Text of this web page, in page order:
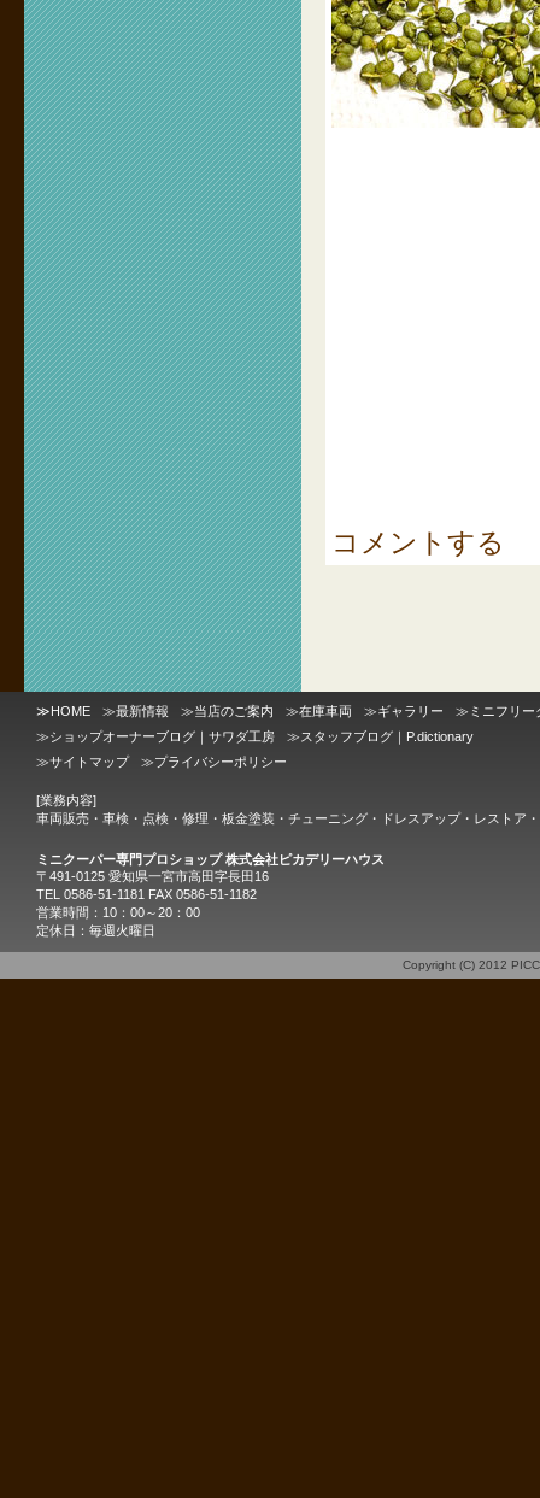
コメントする
≫HOME ≫最新情報 ≫当店のご案内 ≫在庫車両 ≫ギャラリー ≫ ミニフリー
≫ショップオーナーブログ｜サワダ工房 ≫スタッフブログ｜P.dictionary
≫サイトマップ ≫プライバシーポリシー
[業務内容]
車両販売・車検・点検・修理・板金塗装・チューニング・ドレスアップ・レストア
ミニクーパー専門プロショップ 株式会社ピカデリーハウス
〒491-0125 愛知県一宮市高田字長田16
TEL 0586-51-1181 FAX 0586-51-1182
営業時間：10：00～20：00
定休日：毎週火曜日
Copyright (C) 2012